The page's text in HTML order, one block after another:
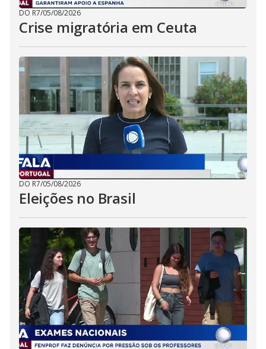
DO R7/05/08/2026
Crise migratória em Ceuta
DO R7/05/08/2026
Eleições no Brasil